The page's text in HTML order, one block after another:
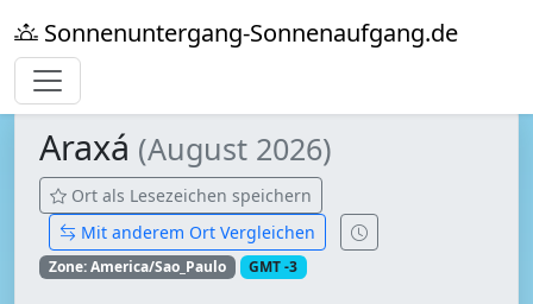
Sonnenuntergang-Sonnenaufgang.de
Araxá (August 2026)
Ort als Lesezeichen speichern
Mit anderem Ort Vergleichen
Zone: America/Sao_Paulo GMT -3